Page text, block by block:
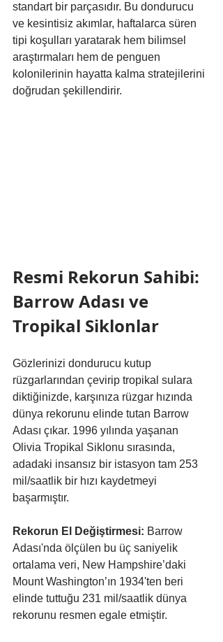
standart bir parçasıdır. Bu dondurucu
ve kesintisiz akımlar, haftalarca süren
tipi koşulları yaratarak hem bilimsel
araştırmaları hem de penguen
kolonilerinin hayatta kalma stratejilerini
doğrudan şekillendirir.
Resmi Rekorun Sahibi:
Barrow Adası ve
Tropikal Siklonlar
Gözlerinizi dondurucu kutup
rüzgarlarından çevirip tropikal sulara
diktiğinizde, karşınıza rüzgar hızında
dünya rekorunu elinde tutan Barrow
Adası çıkar. 1996 yılında yaşanan
Olivia Tropikal Siklonu sırasında,
adadaki insansız bir istasyon tam 253
mil/saatlik bir hızı kaydetmeyi
başarmıştır.
Rekorun El Değiştirmesi: Barrow
Adası'nda ölçülen bu üç saniyelik
ortalama veri, New Hampshire’daki
Mount Washington’ın 1934'ten beri
elinde tuttuğu 231 mil/saatlik dünya
rekorunu resmen egale etmiştir.